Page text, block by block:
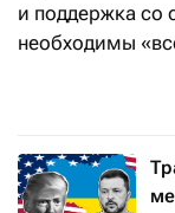
и поддержка
необходимы